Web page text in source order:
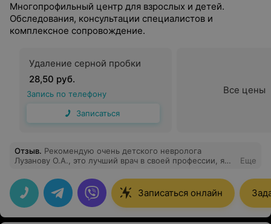
Многопрофильный центр для взрослых и детей.
Обследования, консультации специалистов и
комплексное сопровождение.
Удаление серной пробки
28,50 руб.
Запись по телефону
Записаться
Все цены
Отзыв. Рекомендую очень детского невролога
Лузанову О.А., это лучший врач в своей профессии, я
прием с ребенком, и теперь только к ней, очень
внимательная, вежливая и все хорошо объясняет,
отношение к ребенку как к своему, не мало важно то,
что она всегда 24/7 на связи, поддержит объяснит и
успокоит. Спасибо огромное за Вашу работу, чуткость
Еще
Записаться онлайн